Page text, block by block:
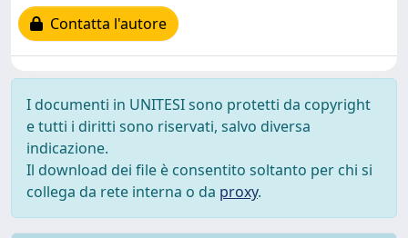
Contatta l'autore
I documenti in UNITESI sono protetti da copyright
e tutti i diritti sono riservati, salvo diversa
indicazione.
Il download dei file è consentito soltanto per chi si
collega da rete interna o da proxy.